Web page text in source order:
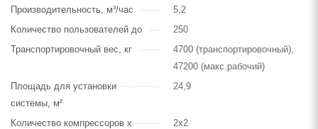
Производительность, м³/час
5,2
Количество пользователей до
250
Транспортировочный вес, кг
4700 (транспортировочный),
47200 (макс.рабочий)
Площадь для установки
системы, м²
24,9
Количество компрессоров х
2х2